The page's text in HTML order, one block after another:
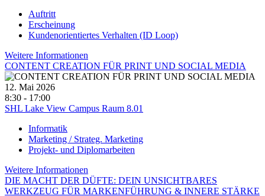
Auftritt
Erscheinung
Kundenorientiertes Verhalten (ID Loop)
Weitere Informationen
CONTENT CREATION FÜR PRINT UND SOCIAL MEDIA
12. Mai 2026
8:30 - 17:00
SHL Lake View Campus Raum 8.01
Informatik
Marketing / Strateg. Marketing
Projekt- und Diplomarbeiten
Weitere Informationen
DIE MACHT DER DÜFTE: DEIN UNSICHTBARES
WERKZEUG FÜR MARKENFÜHRUNG & INNERE STÄRKE